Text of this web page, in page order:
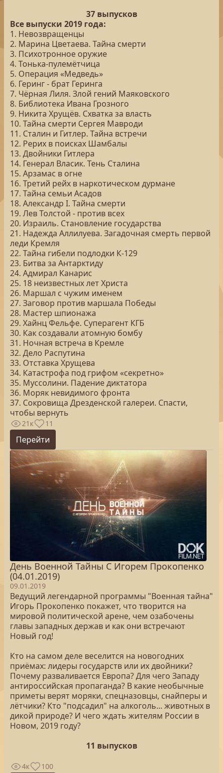
37 выпусков
Все выпуски 2019 года:
1. Невозвращенцы
2. Марина Цветаева. Тайна смерти
3. Психотронное оружие
4. Тонька-пулемётчица
5. Операция «Медведь»
6. Геринг - брат Геринга
7. Чёрная Лиля. Злой гений Маяковского
8. Библиотека Ивана Грозного
9. Никита Хрущёв. Схватка за власть
10. Тайна смерти Сергея Мавроди
11. Сталин и Гитлер. Тайна встречи
12. Рерих в поисках Шамбалы
13. Двойники Гитлера
14. Генерал Власик. Тень Сталина
15. Арзамас в огне
16. Третий рейх в наркотическом дурмане
17. Тайна семьи Асадов
18. Александр I. Тайна смерти
19. Лев Толстой - против всех
20. Израиль. Становление государства
21. Надежда Аллилуева. Загадочная смерть первой
леди Кремля
22. Тайна гибели подлодки К-129
23. Битва за Антарктиду
24. Адмирал Канарис
25. 18 неизвестных лет Христа
26. Маршал с чужим именем
27. Заговор против маршала Победы
28. Мастер шпионажа
29. Хайнц Фельфе. Суперагент КГБ
30. Как создавали атомную бомбу
31. Ночная встреча в Кремле
32. Дело Распутина
33. Отставка Хрущева
34. Катастрофа под грифом «секретно»
35. Муссолини. Падение диктатора
36. Моряк невидимого фронта
37. Сокровища Дрезденской галереи. Спасти,
чтобы вернуть
21к 11
Перейти
День Военной Тайны С Игорем Прокопенко
(04.01.2019)
09.01.2019
Ведущий легендарной программы "Военная тайна"
Игорь Прокопенко покажет, что творится на
мировой политической арене, чем озабочены
главы западных держав и как они встречают
Новый год!
Кто на самом деле веселится на новогодних
приёмах: лидеры государств или их двойники?
Почему разваливается Европа? Для чего Западу
антироссийская пропаганда? В какие необычные
приметы верят моряки, спецназовцы, снайперы и
лётчики? Кто "подсадил" на алкоголь... животных в
дикой природе? И чего ждать жителям России в
Новом, 2019 году?
11 выпусков
4к 100